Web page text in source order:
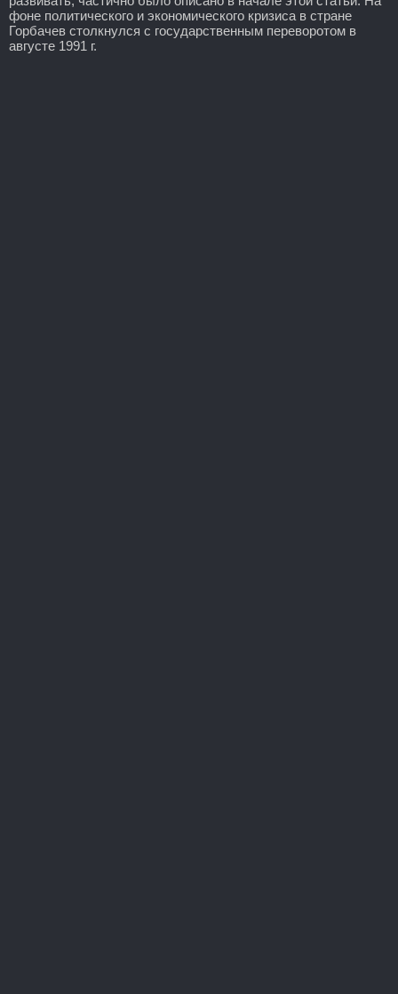
фоне политического и экономического кризиса в стране
Горбачев столкнулся с государственным переворотом в
августе 1991 г.